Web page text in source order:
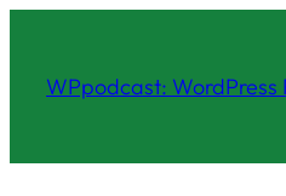
contenido
WPpodcast: WordPress